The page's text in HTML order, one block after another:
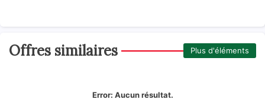
Offres similaires Plus d'éléments
Error: Aucun résultat.